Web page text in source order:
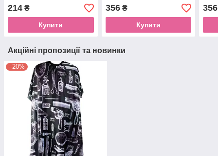
214 ₴
Купити
356₴
Купити
356
Акційні пропозиції та новинки
–20%